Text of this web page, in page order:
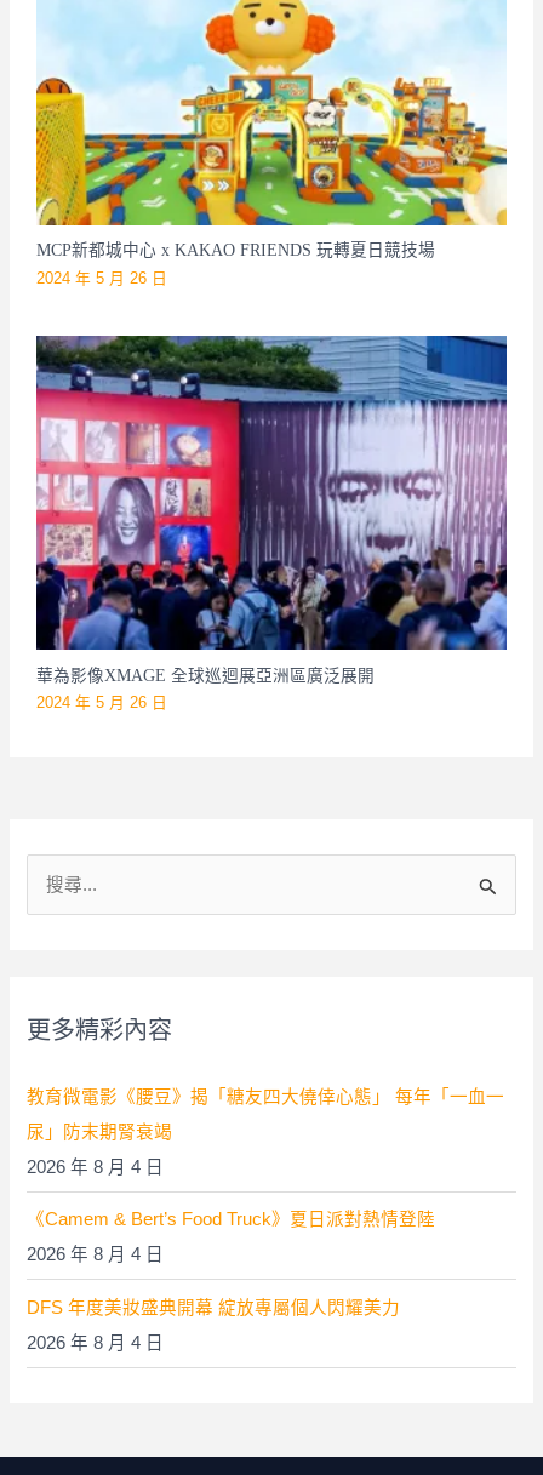
MCP新都城中心 x KAKAO FRIENDS 玩轉夏日競技場
2024 年 5 月 26 日
華為影像XMAGE 全球巡迴展亞洲區廣泛展開
2024 年 5 月 26 日
:
更多精彩內容
教育微電影《腰豆》揭「糖友四大僥倖心態」 每年「一血一
尿」防末期腎衰竭
2026 年 8 月 4 日
《Camem & Bert’s Food Truck》夏日派對熱情登陸
2026 年 8 月 4 日
DFS 年度美妝盛典開幕 綻放專屬個人閃耀美力
2026 年 8 月 4 日